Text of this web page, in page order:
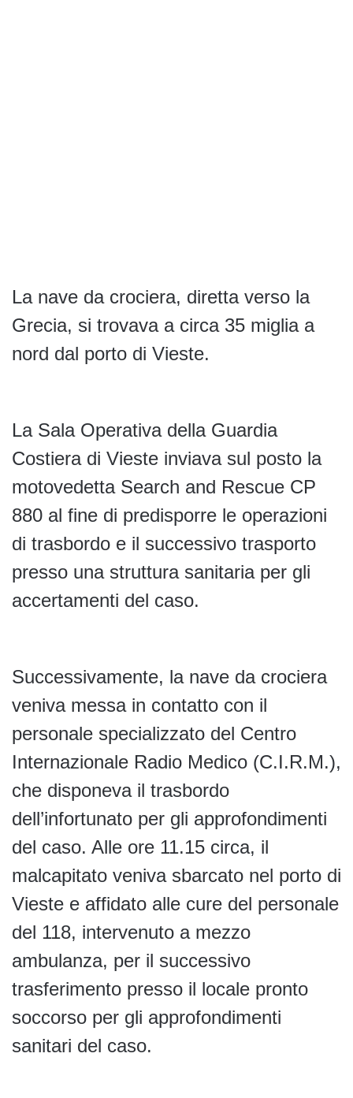
La nave da crociera, diretta verso la
Grecia, si trovava a circa 35 miglia a
nord dal porto di Vieste.
La Sala Operativa della Guardia
Costiera di Vieste inviava sul posto la
motovedetta Search and Rescue CP
880 al fine di predisporre le operazioni
di trasbordo e il successivo trasporto
presso una struttura sanitaria per gli
accertamenti del caso.
Successivamente, la nave da crociera
veniva messa in contatto con il
personale specializzato del Centro
Internazionale Radio Medico (C.I.R.M.),
che disponeva il trasbordo
dell’infortunato per gli approfondimenti
del caso. Alle ore 11.15 circa, il
malcapitato veniva sbarcato nel porto di
Vieste e affidato alle cure del personale
del 118, intervenuto a mezzo
ambulanza, per il successivo
trasferimento presso il locale pronto
soccorso per gli approfondimenti
sanitari del caso.